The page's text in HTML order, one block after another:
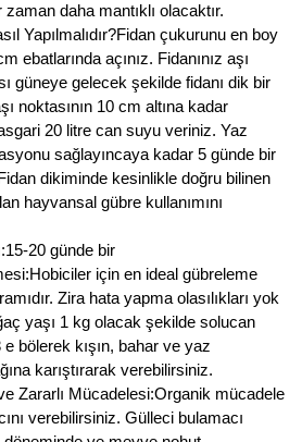
daha mantıklı olacaktır.
Yapılmalıdır?Fidan çukurunu en boy
ebatlarında açınız. Fidanınız aşı
güneye gelecek şekilde fidanı dik bir
noktasının 10 cm altına kadar
20 litre can suyu veriniz. Yaz
sağlayıncaya kadar 5 günde bir
dikiminde kesinlikle doğru bilinen
hayvansal gübre kullanımını
20 günde bir
için en ideal gübreleme
Zira hata yapma olasılıkları yok
yaşı 1 kg olacak şekilde solucan
bölerek kışın, bahar ve yaz
karıştırarak verebilirsiniz.
Zararlı Mücadelesi:Organik mücadele
verebilirsiniz. Gülleci bulamacı